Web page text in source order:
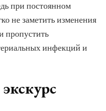
при постоянном
не заметить изменения
пропустить
инфекций и